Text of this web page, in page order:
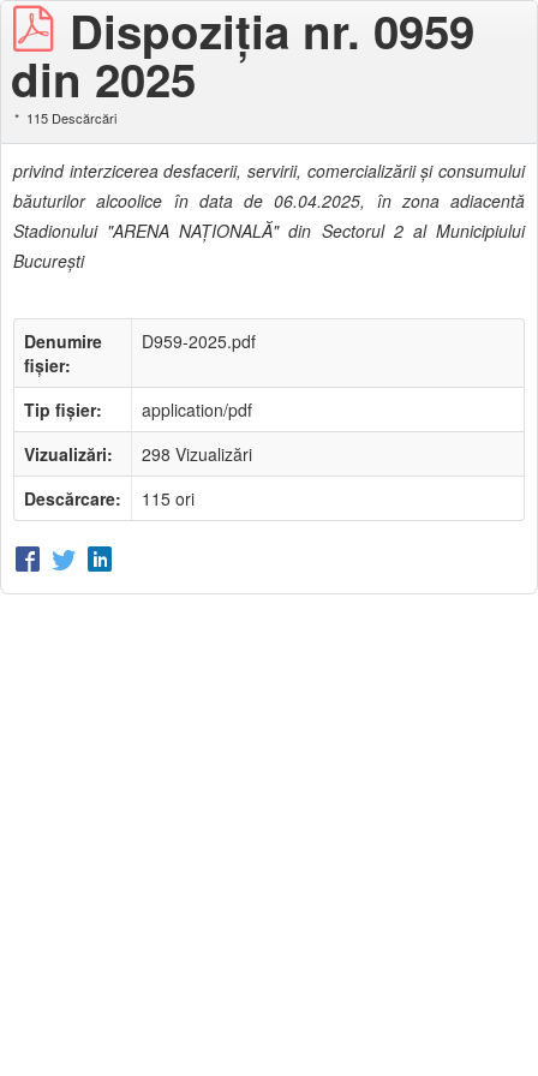
Dispoziţia nr. 0959
din 2025
115 Descărcări
privind interzicerea desfacerii, servirii, comercializării şi consumului
băuturilor alcoolice în data de 06.04.2025, în zona adiacentă
Stadionului "ARENA NAŢIONALĂ" din Sectorul 2 al Municipiului
Bucureşti
Denumire
fișier:
D959-2025.pdf
Tip fișier:
application/pdf
Vizualizări:
298 Vizualizări
Descărcare:
115 ori